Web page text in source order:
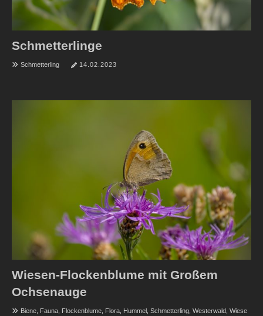
Schmetterlinge
Schmetterling 14.02.2023
Wiesen-Flockenblume mit Großem
Ochsenauge
Biene Fauna Flockenblume Flora Hummel Schmetterling Westerwald Wiese